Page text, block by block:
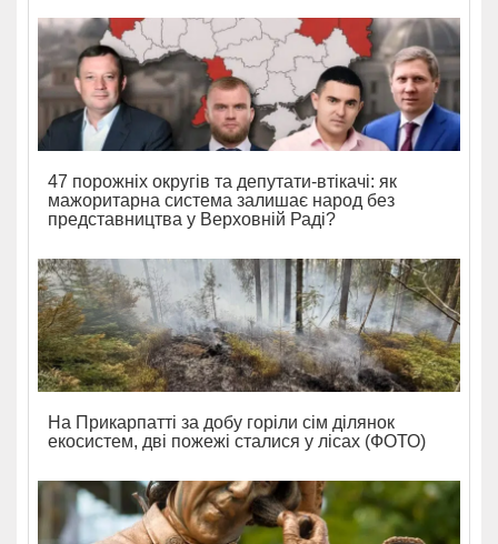
47 порожніх округів та депутати-втікачі: як
мажоритарна система залишає народ без
представництва у Верховній Раді?
На Прикарпатті за добу горіли сім ділянок
екосистем, дві пожежі сталися у лісах (ФОТО)